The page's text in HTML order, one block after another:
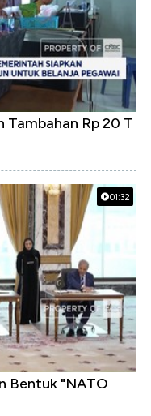
Tambahan Rp 20 T
01:32
Bentuk "NATO